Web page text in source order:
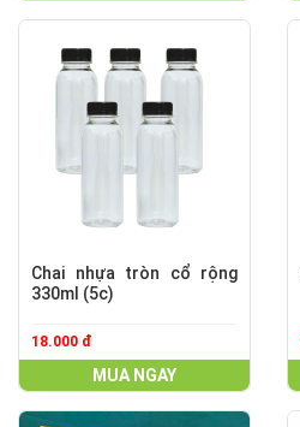
Chai nhựa tròn cổ rộng
330ml (5c)
18.000 đ
MUA NGAY